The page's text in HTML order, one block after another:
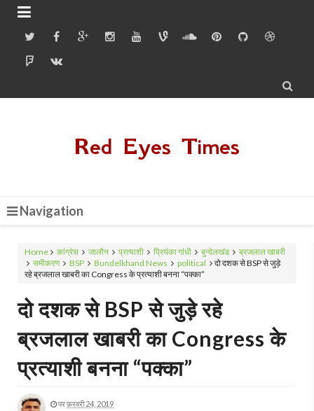


Red Eyes Times
Navigation
Home कांग्रेस जालौन प्रत्याशी प्रियंका गांधी बुन्देलखंड
ब्रजलाल खाबरी
समीकरण
BSP Bundelkhand News political
दो दशक से BSP से जुड़े
रहे ब्रजलाल खाबरी का Congress के प्रत्याशी बनना “पक्का”
दो दशक से BSP से जुड़े रहे
ब्रजलाल खाबरी का Congress के
प्रत्याशी बनना “पक्का”
परफ़रवरी 24, 2019